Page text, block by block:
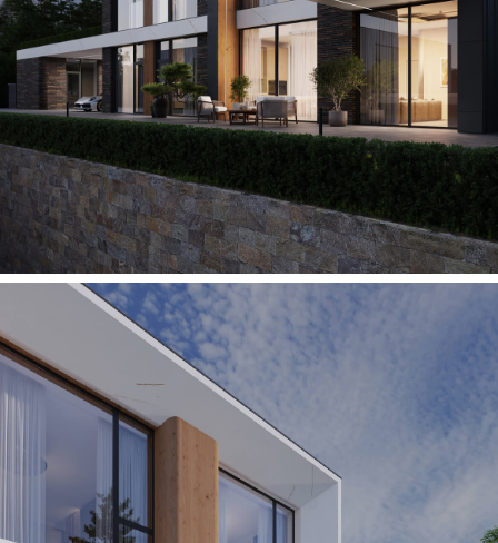
Получение рекламных
и информационных рассылок
Обработка персональных данных
Политика конфиденциальности
Проект — реализация
Награды и публикации
Контакты
3D-Анимация
Дизайн интерьеров
Архитектура
© Archi-Nova, 2025